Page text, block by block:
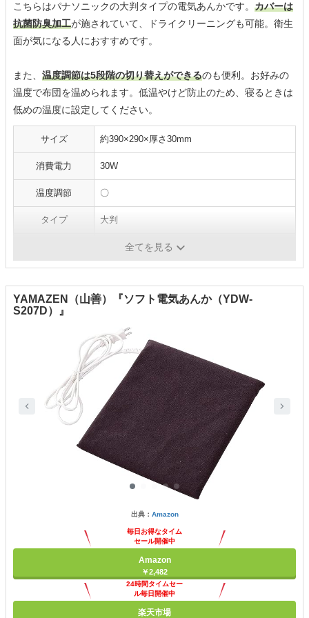
こちらはパナソニックの大判タイプの電気あんかです。 カバーは
抗菌防臭加工が施されていて、ドライクリーニングも可能。衛生
面が気になる人におすすめです。
また、 温度調節は5段階の切り替えができるのも便利。お好みの
温度で布団を温められます。低温やけど防止のため、寝るときは
低めの温度に設定してください。
サイズ 約390×290×厚さ30mm
消費電力 30W
温度調節 〇
タイプ 大判
0.2円／時全てを見る
YAMAZEN（山善）『ソフト電気あんか（YDW-
S207D）』
出典： Amazon
毎日お得なタイム
セール開催中
Amazon
￥2,482
24時間タイムセー
ル毎日開催中
楽天市場